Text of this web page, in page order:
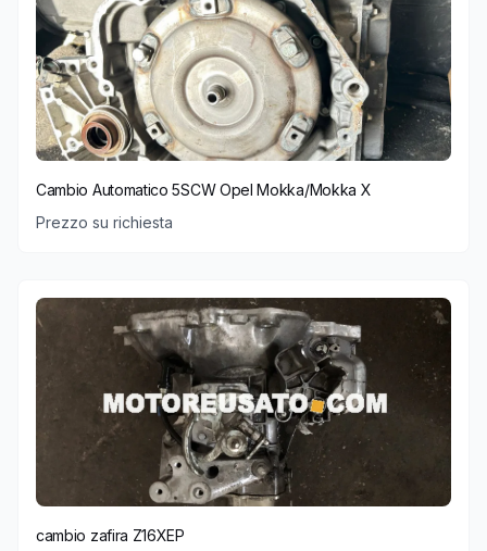
Cambio Automatico 5SCW Opel Mokka/Mokka X
Prezzo su richiesta
cambio zafira Z16XEP